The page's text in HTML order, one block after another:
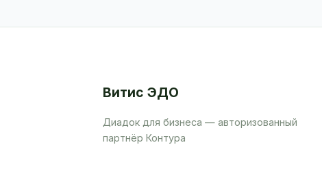
Витис ЭДО
Диадок для бизнеса — авторизованный
партнёр Контура